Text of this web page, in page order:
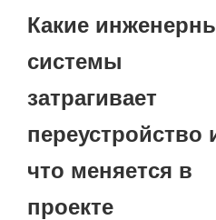
Какие
системы
затрагивает
переустройство
что меняется в
проекте